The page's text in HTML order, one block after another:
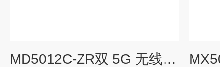
MD5012C-ZR双 5G 无线客户端